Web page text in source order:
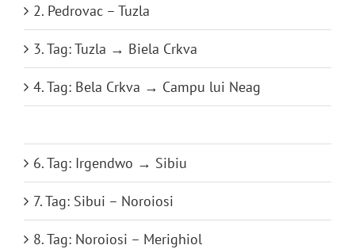
2. Pedrovac – Tuzla
3. Tag: Tuzla → Biela Crkva
4. Tag: Bela Crkva → Campu lui Neag
6. Tag: Irgendwo → Sibiu
7. Tag: Sibui – Noroiosi
8. Tag: Noroiosi – Merighiol